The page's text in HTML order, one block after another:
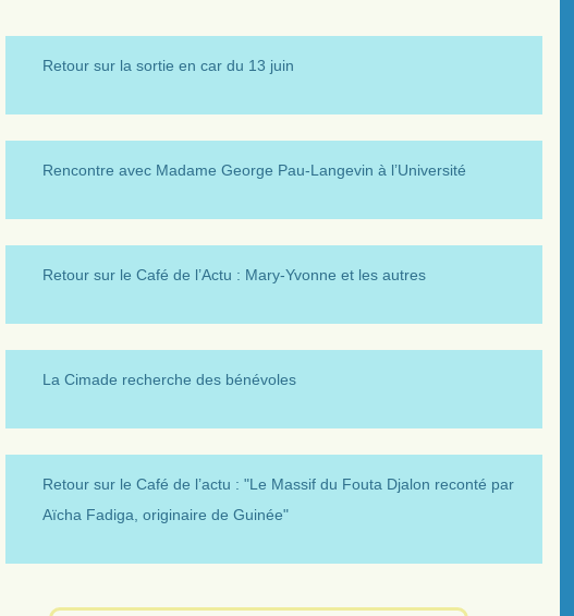
Retour sur la sortie en car du 13 juin
Rencontre avec Madame George Pau-Langevin à l’Université
Retour sur le Café de l’Actu : Mary-Yvonne et les autres
La Cimade recherche des bénévoles
Retour sur le Café de l’actu : "Le Massif du Fouta Djalon reconté par
Aïcha Fadiga, originaire de Guinée"